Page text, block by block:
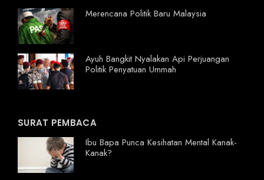
Merencana Politik Baru Malaysia
Ayuh Bangkit Nyalakan Api Perjuangan
Politik Penyatuan Ummah
SURAT PEMBACA
Ibu Bapa Punca Kesihatan Mental Kanak-
Kanak?